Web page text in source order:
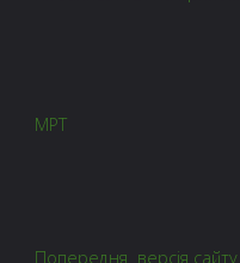
МРТ
Попередня версія сайту